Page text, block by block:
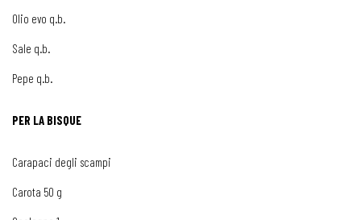
Olio evo q.b.
Sale q.b.
Pepe q.b.
PER LA BISQUE
Carapaci degli scampi
Carota 50 g